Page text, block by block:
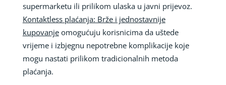
supermarketu ili prilikom ulaska u javni prijevoz.
Kontaktless plaćanja: Brže i jednostavnije
kupovanjeomogućuju korisnicima da uštede
vrijeme i izbjegnu nepotrebne komplikacije koje
mogu nastati prilikom tradicionalnih metoda
plaćanja.